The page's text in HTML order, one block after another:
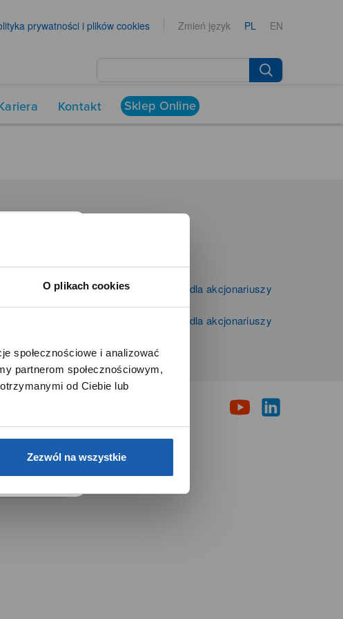
O plikach cookies
społecznościowe i analizować
partnerom społecznościowym,
od Ciebie lub
Zezwól na wszystkie
prywatności i plików cookies Zmień język PL EN
Kontakt Sklep Online
Kontakt dla mediów
Informacje firmowe i dla akcjonariuszy
Zibi S.A.
Informacje firmowe i dla akcjonariuszy
i